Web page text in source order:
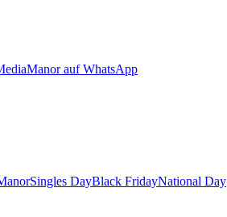
Manor auf WhatsApp
Singles DayBlack FridayNational Day